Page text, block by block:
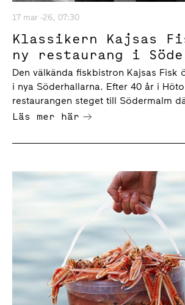
17 mar -26, 07:30
Klassikern Kajsas
ny restaurang i
Den välkända fiskbistron Kajsas Fisk
i nya Söderhallarna. Efter 40 år i
restaurangen steget till Södermalm
Läs mer här